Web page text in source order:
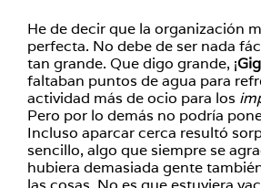
He de decir que la organización
perfecta. No debe de ser nada
tan grande. Que digo grande, ¡
faltaban puntos de agua para
actividad más de ocio para los
Pero por lo demás no podría
Incluso aparcar cerca resultó
sencillo, algo que siempre se
hubiera demasiada gente